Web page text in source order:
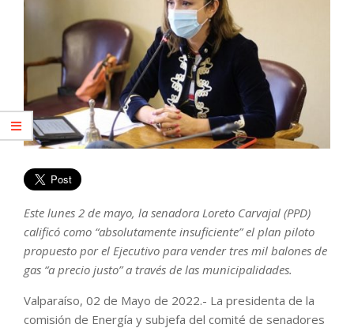
Este lunes 2 de mayo, la senadora Loreto Carvajal (PPD)
calificó como “absolutamente insuficiente” el plan piloto
propuesto por el Ejecutivo para vender tres mil balones de
gas “a precio justo” a través de las municipalidades.
Valparaíso, 02 de Mayo de 2022.- La presidenta de la
comisión de Energía y subjefa del comité de senadores